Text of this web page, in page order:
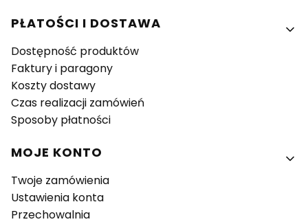
PŁATOŚCI I DOSTAWA
Dostępność produktów
Faktury i paragony
Koszty dostawy
Czas realizacji zamówień
Sposoby płatności
MOJE KONTO
Twoje zamówienia
Ustawienia konta
Przechowalnia